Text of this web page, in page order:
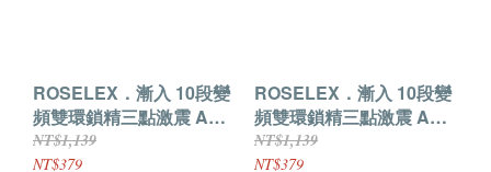
ROSELEX．漸入 10段變
頻雙環鎖精三點激震 APP
智控 加溫前列腺按摩器
【白色】
NT$1,139
NT$379
ROSELEX．漸入 10段變
頻雙環鎖精三點激震 APP
智控 加溫前列腺按摩器
【黑色】
NT$1,139
NT$379